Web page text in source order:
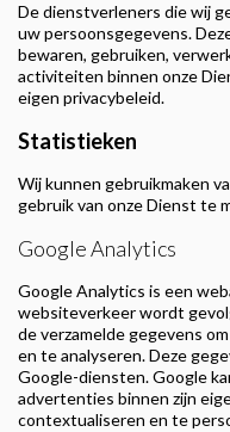
De dienstverleners die wij
uw persoonsgegevens.
bewaren, gebruiken,
activiteiten binnen onze
eigen privacybeleid.
Statistieken
Wij kunnen gebruikmaken
gebruik van onze Dienst te
Google Analytics
Google Analytics is een
websiteverkeer wordt
de verzamelde gegevens
en te analyseren. Deze
Google-diensten. Google
advertenties binnen zijn
contextualiseren en te